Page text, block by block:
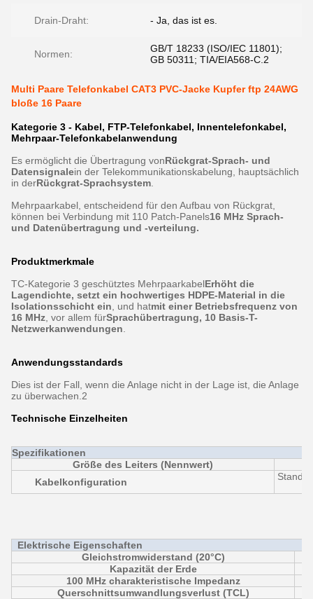
Drain-Draht: - Ja, das ist es.
Normen:
GB/T 18233 (ISO/IEC 11801);
GB 50311; TIA/EIA568-C.2
Multi Paare Telefonkabel CAT3 PVC-Jacke Kupfer ftp 24AWG
bloße 16 Paare
Kategorie 3 - Kabel, FTP-Telefonkabel, Innentelefonkabel,
Mehrpaar-Telefonkabelanwendung
Es ermöglicht die Übertragung vonRückgrat-Sprach- und
Datensignalein der Telekommunikationskabelung, hauptsächlich
in derRückgrat-Sprachsystem
Mehrpaarkabel, entscheidend für den Aufbau von Rückgrat,
können bei Verbindung mit 110 Patch-Panels16 MHz Sprach-
und Datenübertragung und -verteilung.
Produktmerkmale
TC-Kategorie 3 geschütztes MehrpaarkabelErhöht die
Lagendichte, setzt ein hochwertiges HDPE-Material in die
Isolationsschicht ein , und hatmit einer Betriebsfrequenz von
16 MHz , vor allem fürSprachübertragung, 10 Basis-T-
Netzwerkanwendungen
Anwendungsstandards
Dies ist der Fall, wenn die Anlage nicht in der Lage ist, die Anlage
zu überwachen.2
Technische Einzelheiten
Spezifikationen
Größe des Leiters (Nennwert)
Kabelkonfiguration
Elektrische Eigenschaften
Gleichstromwiderstand (20°C)
Kapazität der Erde
100 MHz charakteristische Impedanz
Querschnittsumwandlungsverlust (TCL)